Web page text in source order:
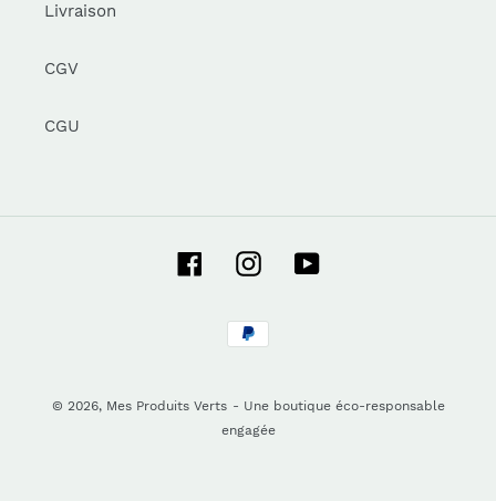
Livraison
CGV
CGU
FacebookInstagramYouTube
Moyens
de
© 2026, Mes Produits Verts - Une boutique éco-responsable
engagée